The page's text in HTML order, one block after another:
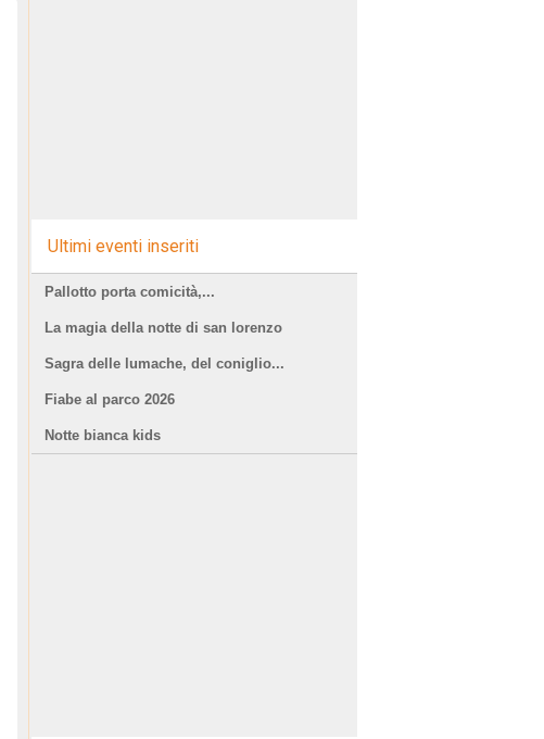
Ultimi eventi inseriti
Pallotto porta comicità,...
La magia della notte di san lorenzo
Sagra delle lumache, del coniglio...
Fiabe al parco 2026
Notte bianca kids